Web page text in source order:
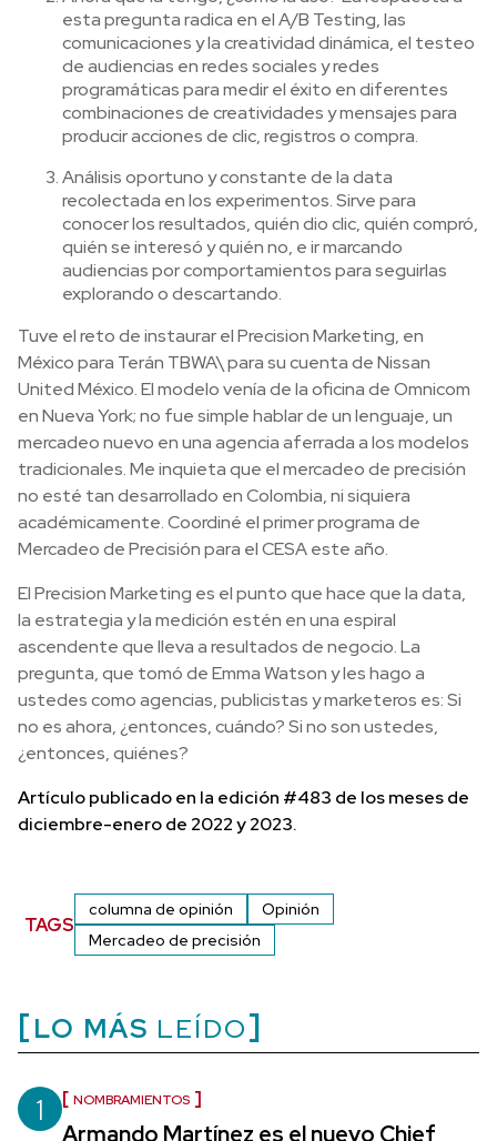
esta pregunta radica en el A/B Testing, las
comunicaciones y la creatividad dinámica, el testeo
de audiencias en redes sociales y redes
programáticas para medir el éxito en diferentes
combinaciones de creatividades y mensajes para
producir acciones de clic, registros o compra.
Análisis oportuno y constante de la data
recolectada en los experimentos. Sirve para
conocer los resultados, quién dio clic, quién compró,
quién se interesó y quién no, e ir marcando
audiencias por comportamientos para seguirlas
explorando o descartando.
Tuve el reto de instaurar el Precision Marketing, en
México para Terán TBWA\ para su cuenta de Nissan
United México. El modelo venía de la oficina de Omnicom
en Nueva York; no fue simple hablar de un lenguaje, un
mercadeo nuevo en una agencia aferrada a los modelos
tradicionales. Me inquieta que el mercadeo de precisión
no esté tan desarrollado en Colombia, ni siquiera
académicamente. Coordiné el primer programa de
Mercadeo de Precisión para el CESA este año.
El Precision Marketing es el punto que hace que la data,
la estrategia y la medición estén en una espiral
ascendente que lleva a resultados de negocio. La
pregunta, que tomó de Emma Watson y les hago a
ustedes como agencias, publicistas y marketeros es: Si
no es ahora, ¿entonces, cuándo? Si no son ustedes,
¿entonces, quiénes?
Artículo publicado en la edición #483 de los meses de
diciembre-enero de 2022 y 2023.
TAGS
columna de opinión
Opinión
Mercadeo de precisión
LO MÁS LEÍDO
1 NOMBRAMIENTOS
Armando Martínez es el nuevo Chief